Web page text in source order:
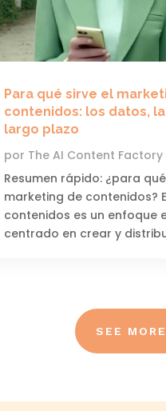
Para qué sirve el
contenidos: los datos,
largo plazo
por The AI ​​Content Factory
Resumen rápido: ¿para
marketing de contenidos?
contenidos es un enfoque
centrado en crear y
SEE MORE